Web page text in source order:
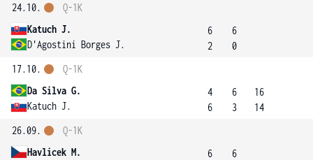
24.10.
Katuch J.
D'Agostini Borges J.
Q-1K
6
2
6
0
17.10.
Da Silva G.
Katuch J.
Q-1K
4
6
6
3
16
14
26.09.
Havlicek M.
Q-1K
6
6